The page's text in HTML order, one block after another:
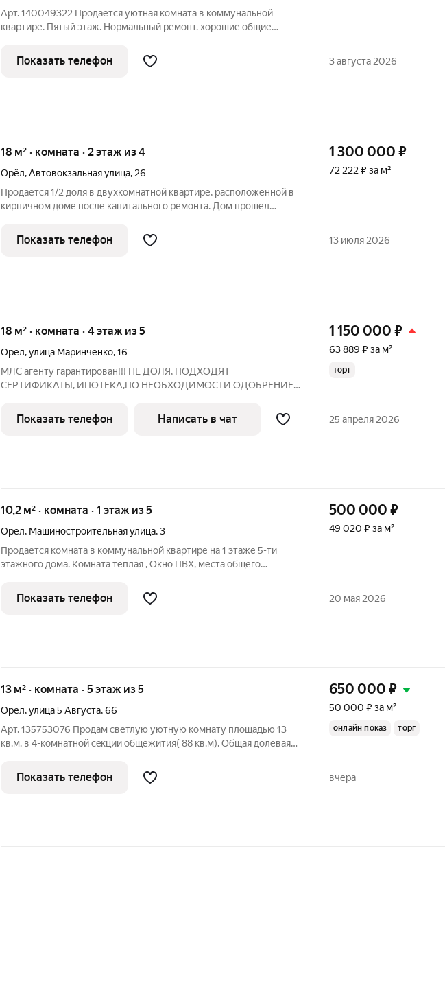
Арт. 140049322 Продается уютная комната в коммунальной
квартире. Пятый этаж. Нормальный ремонт. хорошие общие
Показать телефон 3 августа 2026
18 м² · комната · 2 этаж из 4
Орёл,Автовокзальная улица, 26
Продается 1/2 доля в двухкомнатной квартире, расположенной в
кирпичном доме после капитального ремонта. Дом прошел
помещения, фасад, кровля, а также инженерные системы
водоотведения, электроснабжения
1 300 000 ₽
72 222 ₽ за м²
Показать телефон 13 июля 2026
18 м² · комната · 4 этаж из 5
Орёл,улица Маринченко,16
МЛС агенту гарантирован!!! НЕ ДОЛЯ, ПОДХОДЯТ
СЕРТИФИКАТЫ, ИПОТЕКА,ПО НЕОБХОДИМОСТИ ОДОБРЕНИЕ.
за каждую. В центре Северного района продам большую, уютную
комнату 18 и 19 кв.м. В этом
1 150 000 ₽
63 889 ₽ за м²
торг
Показать телефон Написать в чат 25 апреля 2026
10,2 м² · комната · 1 этаж из 5
Орёл, Машиностроительная улица,3
Продается комната в коммунальной квартире на 1 этаже 5-ти
этажного дома. Комната теплая , Окно ПВХ, места общего
проживания.Рядом магазины, Мега Гринн ,трамвайная
остановка,автобусная. Спокойные и
500 000 ₽
49 020 ₽ за м²
Показать телефон 20 мая 2026
13 м² · комната · 5 этаж из 5
Орёл,улица 5 Августа,66
Арт. 135753076 Продам светлую уютную комнату площадью 13
кв.м. в 4-кoмнатной сeкции общежития( 88 кв.м). Общая долевая
проживают по факту двое( собственник комнаты и соседка).
Чистая уютная
650 000 ₽
50 000 ₽ за м²
онлайн показ торг
Показать телефон вчера